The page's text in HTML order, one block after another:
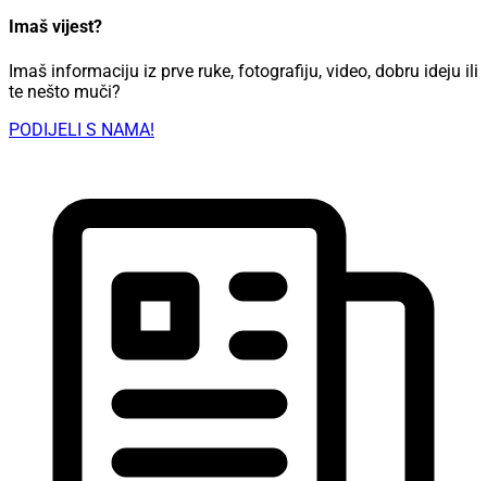
Imaš vijest?
Imaš informaciju iz prve ruke, fotografiju, video, dobru ideju ili
te nešto muči?
PODIJELI S NAMA!